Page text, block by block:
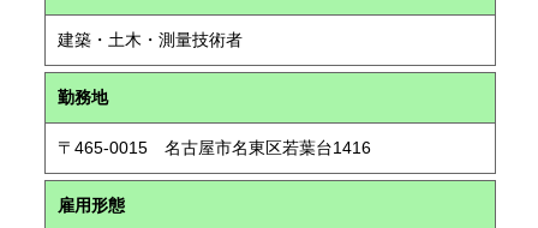
建築・土木・測量技術者
勤務地
〒465-0015 名古屋市名東区若葉台1416
雇用形態